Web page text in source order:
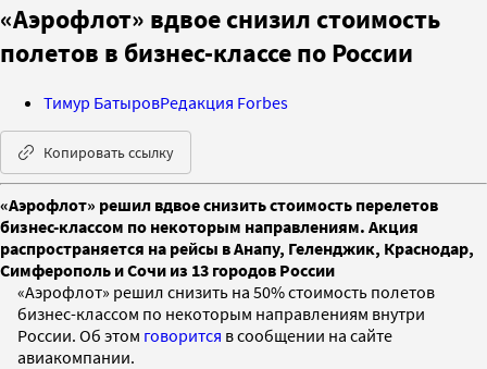
«Аэрофлот» вдвое снизил стоимость
полетов в бизнес-классе по России
Тимур БатыровРедакция Forbes
Копировать ссылку
«Аэрофлот» решил вдвое снизить стоимость перелетов
бизнес-классом по некоторым направлениям. Акция
распространяется на рейсы в Анапу, Геленджик, Краснодар,
Симферополь и Сочи из 13 городов России
«Аэрофлот» решил снизить на 50% стоимость полетов
бизнес-классом по некоторым направлениям внутри
России. Об этом говорится в сообщении на сайте
авиакомпании.